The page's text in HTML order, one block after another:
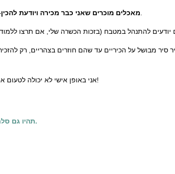
מאכלים מוכרים שאני כבר מכירה ויודעת להכין
אני באופן אישי לא יכולה לטעום את האוכל שאני מכינה בבוקר כדי לדייק את התיבול, אז אני סומכת על הנסיון שלי ומקווה לטוב!
תהיו גם סלחניים שבסוף לא הספקתם לשתות את הקפה ותקנו בדרך או כשתגיעו לעבודה- לא נורא.